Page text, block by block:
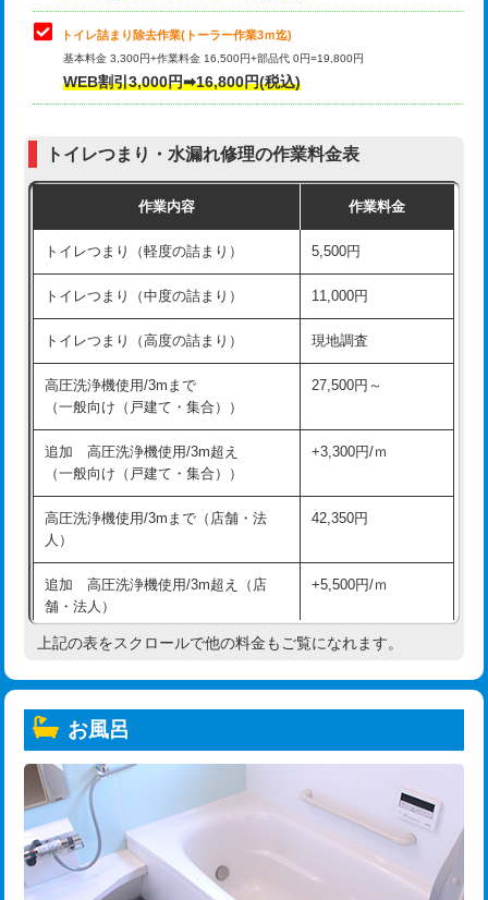
トイレ詰まり除去作業(トーラー作業3ｍ迄)
基本料金 3,300円+作業料金 16,500円+部品代 0円=19,800円
WEB割引3,000円➡16,800円(税込)
トイレつまり・水漏れ修理の作業料金表
作業内容 作業料金
トイレつまり（軽度の詰まり） 5,500円
トイレつまり（中度の詰まり） 11,000円
トイレつまり（高度の詰まり） 現地調査
高圧洗浄機使用/3mまで
（一般向け（戸建て・集合））
27,500円～
追加 高圧洗浄機使用/3m超え
（一般向け（戸建て・集合））
+3,300円/ｍ
高圧洗浄機使用/3mまで（店舗・法
人）
42,350円
追加 高圧洗浄機使用/3m超え（店
舗・法人）
+5,500円/ｍ
高度高圧洗浄換 現地調査
トーラー機使用/3mまで
追加トーラー機使用/3m超え
カメラ調査 33,000円
桝清掃 8,800円
上記の表をスクロールで他の料金もご覧になれます。
お風呂